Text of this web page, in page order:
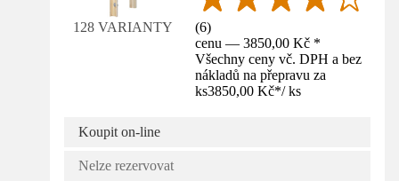
128 VARIANTY (6)
cenu — 3850,00 Kč *
Všechny ceny vč. DPH a bez
nákladů na přepravu za
ks3850,00 Kč*/ ks
Koupit on-line
Nelze rezervovat